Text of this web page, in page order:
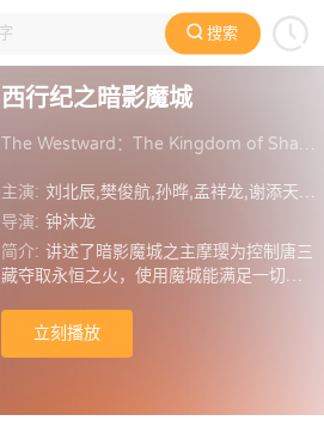
搜索
国产动漫 欧美动漫
西行纪之暗影魔城
The Westward：The Kingdom of Shadow
主演: 刘北辰,樊俊航,孙晔,孟祥龙,谢添天,杜松子,夏磊,时音,筱筝,张杰
导演: 钟沐龙
简介: 讲述了暗影魔城之主摩璎为控制唐三
藏夺取永恒之火，使用魔城能满足一切欲
克服心魔，重新觉醒，他与徒弟们联手打
败摩璎，瓦解了祸害一方的魔城，重新踏
立刻播放